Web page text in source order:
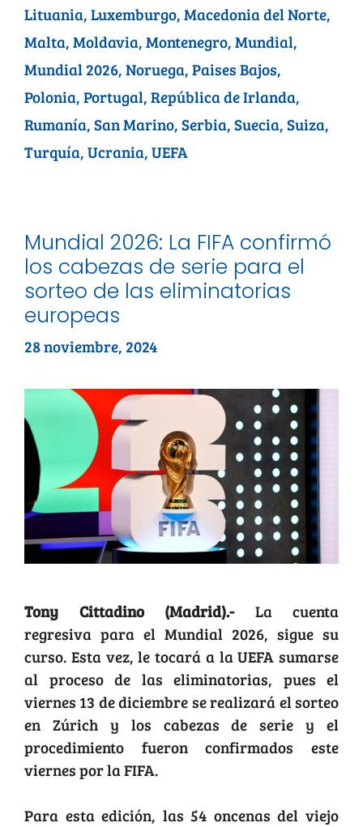
Lituania, Luxemburgo, Macedonia del Norte,
Malta, Moldavia, Montenegro, Mundial,
Mundial 2026, Noruega, Paises Bajos,
Polonia, Portugal, República de Irlanda,
Rumanía, San Marino, Serbia, Suecia, Suiza,
Turquía, Ucrania, UEFA
Mundial 2026: La FIFA confirmó
los cabezas de serie para el
sorteo de las eliminatorias
europeas
28 noviembre, 2024
Tony Cittadino (Madrid).-La cuenta
regresiva para el Mundial 2026, sigue su
curso. Esta vez, le tocará a la UEFA sumarse
al proceso de las eliminatorias, pues el
viernes 13 de diciembre se realizará el sorteo
en Zúrich y los cabezas de serie y el
procedimiento fueron confirmados este
viernes por la FIFA.
Para esta edición, las 54 oncenas del viejo